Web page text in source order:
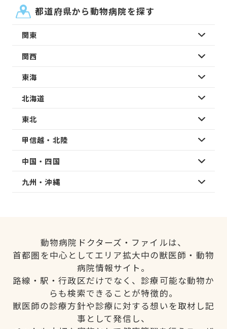
都道府県から動物病院を探す
関東
関西
東海
北海道
東北
甲信越・北陸
中国・四国
九州・沖縄
動物病院ドクターズ・ファイルは、
首都圏を中心としてエリア拡大中の獣医師・動物
病院情報サイト。
路線・駅・行政区だけでなく、診療可能な動物か
らも検索できることが特徴的。
獣医師の診療方針や診療に対する想いを取材し記
事として発信し、